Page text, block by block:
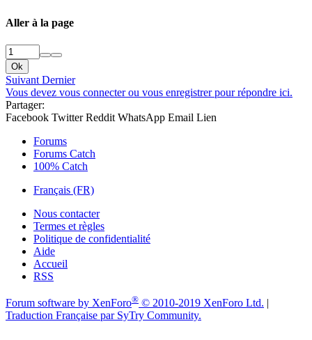
Aller à la page
Ok
Suivant Dernier
Vous devez vous connecter ou vous enregistrer pour répondre ici.
Partager:
Facebook Twitter Reddit WhatsApp Email Lien
Forums
Forums Catch
100% Catch
Français (FR)
Nous contacter
Termes et règles
Politique de confidentialité
Aide
Accueil
RSS
Forum software by XenForo® © 2010-2019 XenForo Ltd. |
Traduction Française par SyTry Community.